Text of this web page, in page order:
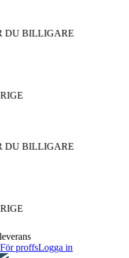
BILLIGARE
BILLIGARE
För proffsLogga in